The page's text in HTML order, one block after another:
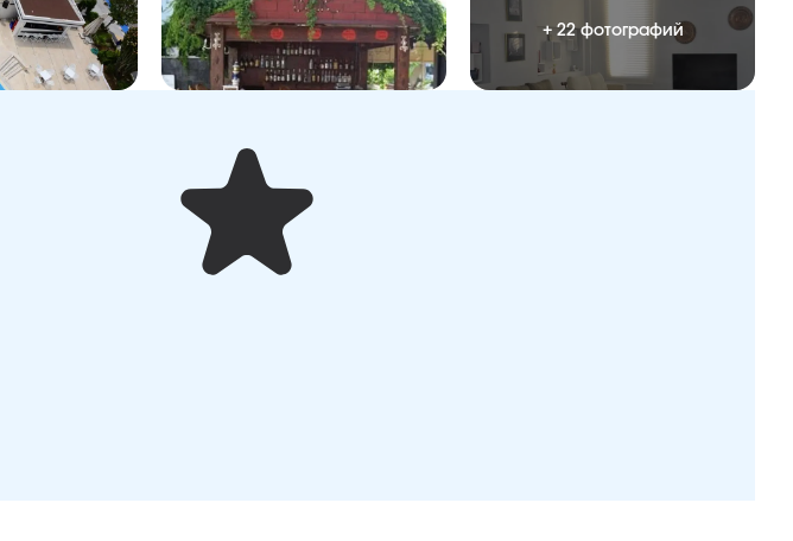
+ 22 фотографий